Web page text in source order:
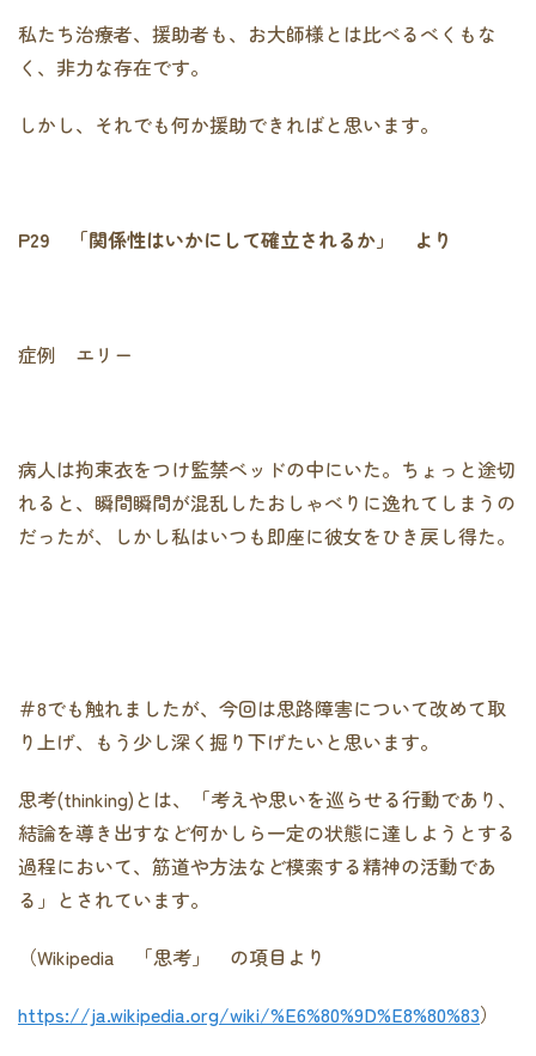
私たち治療者、援助者も、お大師様とは比べるべくもな
く、非力な存在です。
しかし、それでも何か援助できればと思います。
P29 「関係性はいかにして確立されるか」 より
症例 エリー
病人は拘束衣をつけ監禁ベッドの中にいた。ちょっと途切
れると、瞬間瞬間が混乱したおしゃべりに逸れてしまうの
だったが、しかし私はいつも即座に彼女をひき戻し得た。
＃8でも触れましたが、今回は思路障害について改めて取
り上げ、もう少し深く掘り下げたいと思います。
思考(thinking)とは、「考えや思いを巡らせる行動であり、
結論を導き出すなど何かしら一定の状態に達しようとする
過程において、筋道や方法など模索する精神の活動であ
る」とされています。
（Wikipedia 「思考」 の項目より
https://ja.wikipedia.org/wiki/%E6%80%9D%E8%80%83）